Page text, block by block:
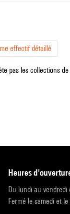
effectif détaillé
pas les collections
heures
Du lundi au vendredi
Fermé le samedi et